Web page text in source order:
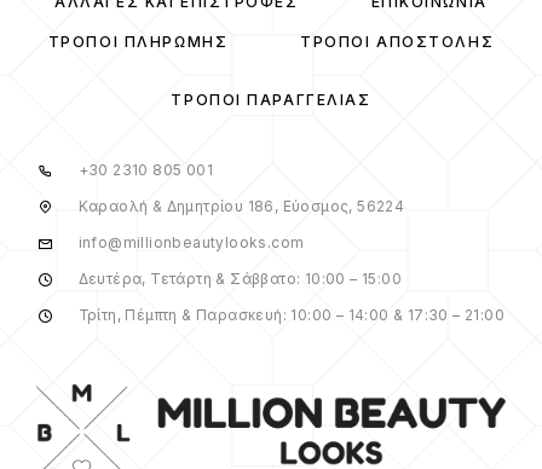
ΤΡΌΠΟΙ ΠΛΗΡΩΜΉΣ ΤΡΌΠΟΙ ΑΠΟΣΤΟΛΉΣ
ΤΡΌΠΟΙ ΠΑΡΑΓΓΕΛΊΑΣ
+30 2310 805 001
Καραολή & Δημητρίου 186, Εύοσμος, 56224
info@millionbeautylooks.com
Δευτέρα, Τετάρτη & Σάββατο: 10:00 – 15:00
Τρίτη, Πέμπτη & Παρασκευή: 10:00 – 14:00 & 17:30 – 21:00